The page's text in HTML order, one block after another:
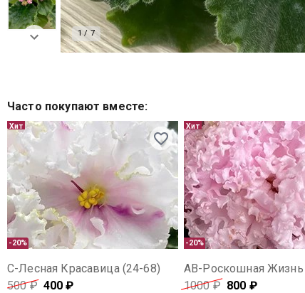
1 /7
Часто покупают вместе:
-20%
Хит
С-Лесная Красавица (24-68)
500₽ 400 ₽
-20%
Хит
АВ-Роскошная Жизнь
1000₽ 800 ₽